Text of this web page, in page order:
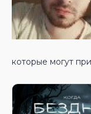
которые могут